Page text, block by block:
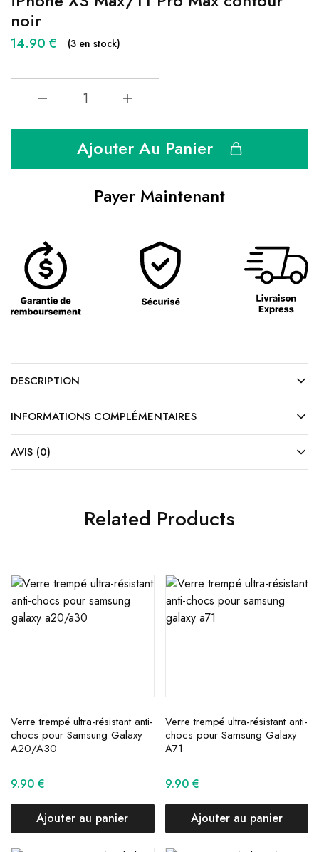
noir
14.90 € (3 en stock)
Ajouter Au Panier
Payer Maintenant
DESCRIPTION
INFORMATIONS COMPLÉMENTAIRES
AVIS (0)
Related Products
Verre trempé ultra-résistant anti-
chocs pour Samsung Galaxy
A20/A30
9.90 €
Ajouter au panier
Verre trempé ultra-résistant anti-
chocs pour Samsung Galaxy
A71
9.90 €
Ajouter au panier